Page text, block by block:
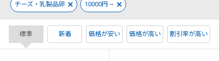
チーズ・乳製品卵 10000円 ~
標準 新着 価格が安い 価格が高い 割引率が高い